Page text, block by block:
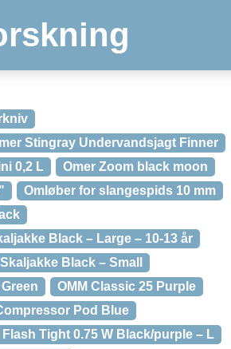
Stingray Undervandsjagt Finner
0,2 L
Omer Zoom black moon
Omløber for slangespids 10 mm
Black – Large – 10-13 år
Black – Small
OMM Classic 25 Purple
Pod Blue
Flash Tight 0.75 W Black/purple – L